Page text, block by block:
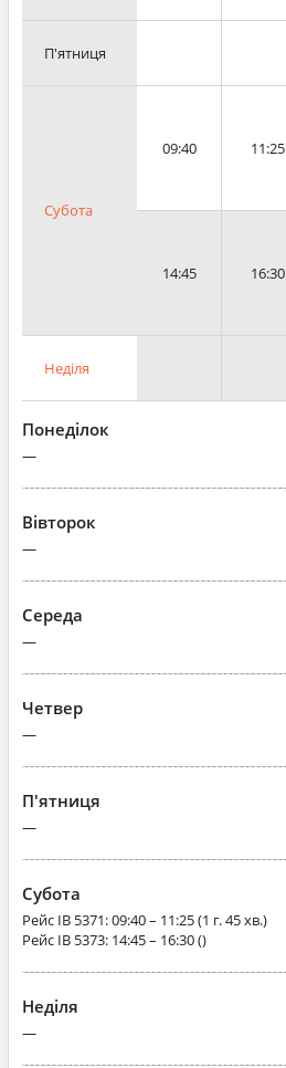
П'ятниця
Субота
09:40 11:25
14:45 16:30
Неділя
Понеділок
—
Вівторок
—
Середа
—
Четвер
—
П'ятниця
—
Субота
Рейс IB 5371: 09:40 – 11:25 (1 г. 45 хв.)
Рейс IB 5373: 14:45 – 16:30 ()
Неділя
—